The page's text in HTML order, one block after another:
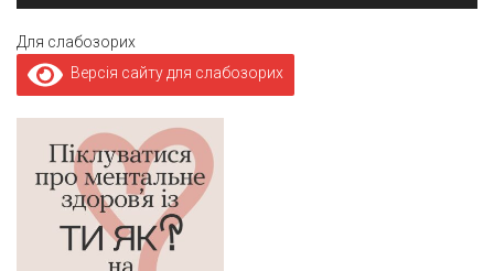
Для слабозорих
Версія сайту для слабозорих